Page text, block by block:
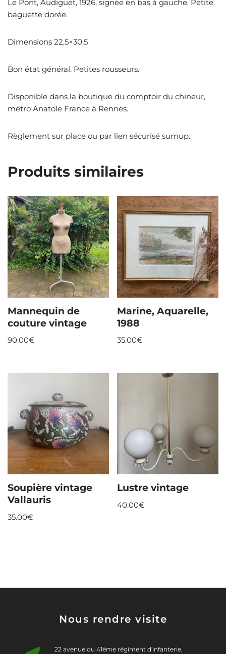
Le Pont, Audiguet, 1926, signée en bas à gauche. Petite
baguette dorée.
Dimensions 22,5×30,5
Bon état général. Petites rousseurs.
Disponible dans la boutique du comptoir du chineur,
métro Anatole France à Rennes.
Règlement sur place ou par lien sécurisé sumup.
Produits similaires
Mannequin de
couture vintage
90.00€
Marine, Aquarelle,
1988
35.00€
Soupière vintage
Vallauris
35.00€
Lustre vintage
40.00€
Nous rendre visite
22 avenue du 41ème régiment d'infanterie,